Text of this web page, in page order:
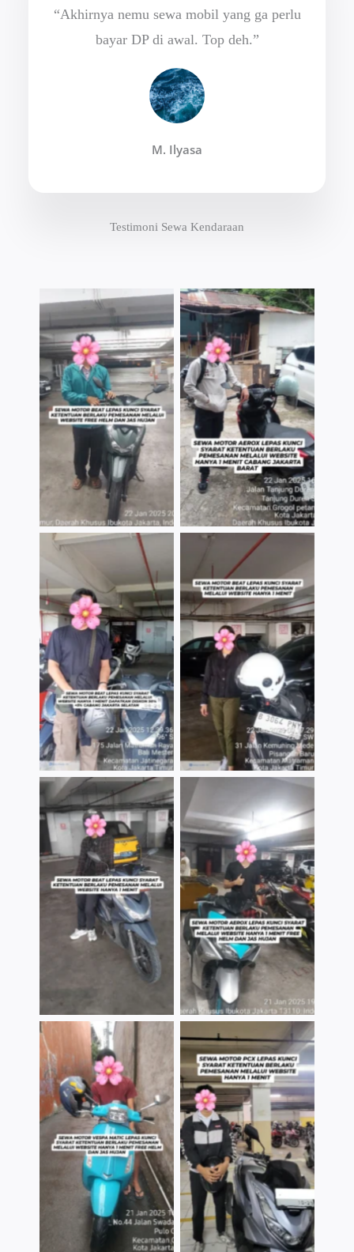
“Akhirnya nemu sewa mobil yang ga perlu
bayar DP di awal. Top deh.”
M. Ilyasa
Testimoni Sewa Kendaraan
TNo Caption TNo Caption
TNo Caption TNo Caption
TNo Caption TNo Caption
TNo Caption TNo Caption